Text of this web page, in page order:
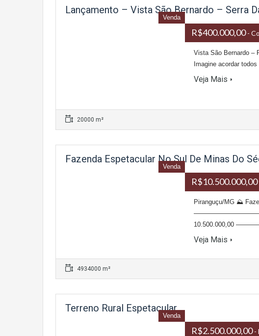
Lançamento – Vista São Bernardo – Serra
Venda
R$400.000,00-
Vista São Bernardo –
Imagine acordar
Veja Mais
20000 m²
Fazenda Espetacular No Sul De Minas Do
Venda
R$10.500.000,00
Piranguçu/MG ⛰
10.500.000,00
Veja Mais
4934000 m²
Terreno Rural Espetacular
Venda
R$2.500.000,00-